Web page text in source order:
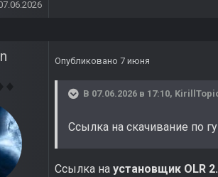
Опубликовано 7 июня
В 07.06.2026 в 17:10,
Ссылка на скачивание по
Ссылка на установщик OLR